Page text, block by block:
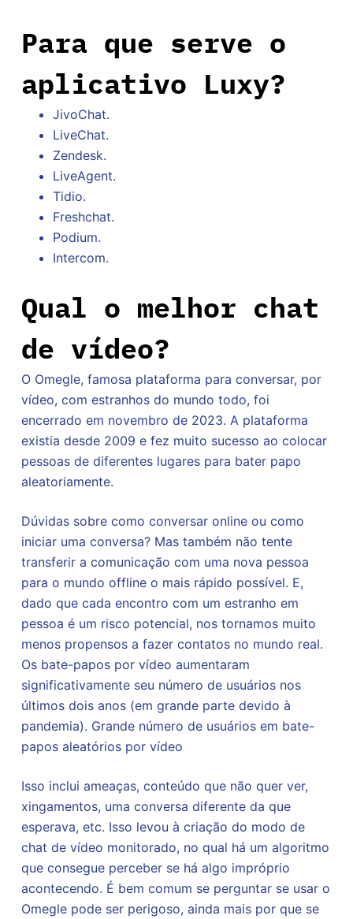
Para que serve o
aplicativo Luxy?
JivoChat.
LiveChat.
Zendesk.
LiveAgent.
Tidio.
Freshchat.
Podium.
Intercom.
Qual o melhor chat
de vídeo?
O Omegle, famosa plataforma para conversar, por
vídeo, com estranhos do mundo todo, foi
encerrado em novembro de 2023. A plataforma
existia desde 2009 e fez muito sucesso ao colocar
pessoas de diferentes lugares para bater papo
aleatoriamente.
Dúvidas sobre como conversar online ou como
iniciar uma conversa? Mas também não tente
transferir a comunicação com uma nova pessoa
para o mundo offline o mais rápido possível. E,
dado que cada encontro com um estranho em
pessoa é um risco potencial, nos tornamos muito
menos propensos a fazer contatos no mundo real.
Os bate-papos por vídeo aumentaram
significativamente seu número de usuários nos
últimos dois anos (em grande parte devido à
pandemia). Grande número de usuários em bate-
papos aleatórios por vídeo
Isso inclui ameaças, conteúdo que não quer ver,
xingamentos, uma conversa diferente da que
esperava, etc. Isso levou à criação do modo de
chat de vídeo monitorado, no qual há um algoritmo
que consegue perceber se há algo impróprio
acontecendo. É bem comum se perguntar se usar o
Omegle pode ser perigoso, ainda mais por que se